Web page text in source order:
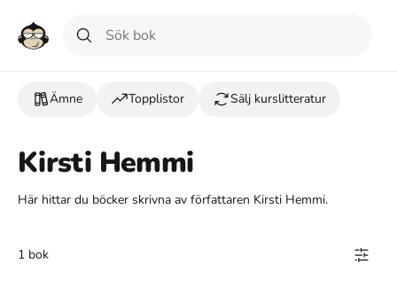
Ämne Topplistor Sälj kurslitteratur
Kirsti Hemmi
Här hittar du böcker skrivna av författaren Kirsti Hemmi.
1 bok